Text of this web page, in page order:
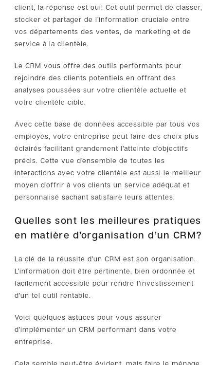
client, la réponse est oui! Cet outil permet de classer,
stocker et partager de l’information cruciale entre
vos départements des ventes, de marketing et de
service à la clientèle.
Le CRM vous offre des outils performants pour
rejoindre des clients potentiels en offrant des
analyses poussées sur votre clientèle actuelle et
votre clientèle cible.
Avec cette base de données accessible par tous vos
employés, votre entreprise peut faire des choix plus
éclairés facilitant grandement l’atteinte d’objectifs
précis. Cette vue d’ensemble de toutes les
interactions avec votre clientèle est aussi le meilleur
moyen d’offrir à vos clients un service adéquat et
personnalisé sachant satisfaire leurs attentes.
Quelles sont les meilleures pratiques
en matière d’organisation d’un CRM?
La clé de la réussite d’un CRM est son organisation.
L’information doit être pertinente, bien ordonnée et
facilement accessible pour rendre l’investissement
d’un tel outil rentable.
Voici quelques astuces pour vous assurer
d’implémenter un CRM performant dans votre
entreprise.
Cela semble peut-être évident, mais faire le ménage